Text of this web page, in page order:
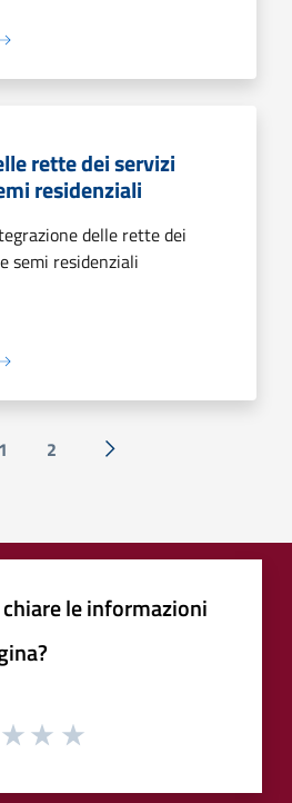
rette dei servizi
residenziali
delle rette dei
semi residenziali
1 2 Successiva »
le informazioni